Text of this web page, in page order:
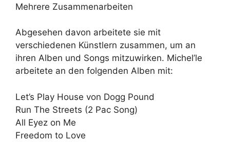
Mehrere Zusammenarbeiten
Abgesehen davon arbeitete sie mit
verschiedenen Künstlern zusammen, um an
ihren Alben und Songs mitzuwirken. Michel’le
arbeitete an den folgenden Alben mit:
Let’s Play House von Dogg Pound
Run The Streets (2 Pac Song)
All Eyez on Me
Freedom to Love